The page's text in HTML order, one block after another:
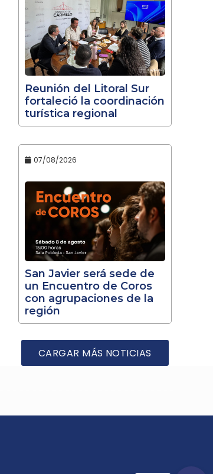
Reunión del Litoral Sur
fortaleció la coordinación
turística regional
07/08/2026
San Javier será sede de
un Encuentro de Coros
con agrupaciones de la
región
CARGAR MÁS NOTICIAS